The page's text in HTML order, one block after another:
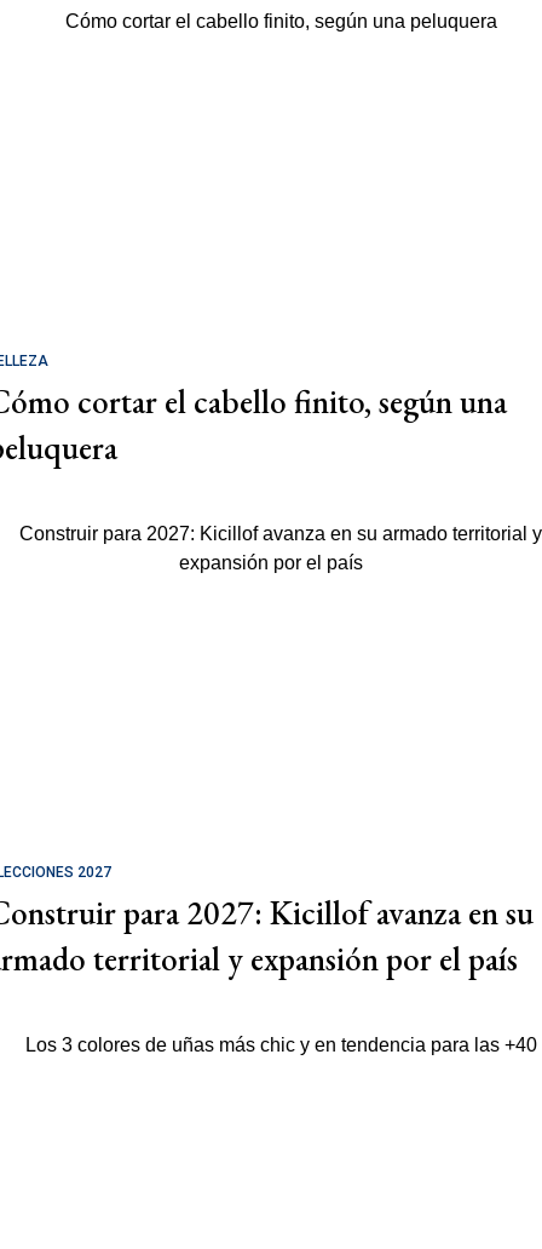
cortar el cabello finito, según una
2027
para 2027: Kicillof avanza en su
territorial y expansión por el país